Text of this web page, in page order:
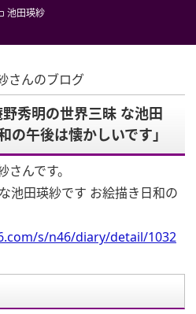
池田瑛紗
さんのブログ
秀明の世界三昧 な池田
の午後は懐かしいです」
んです。
池田瑛紗です お絵描き日和の
s/n46/diary/detail/1032